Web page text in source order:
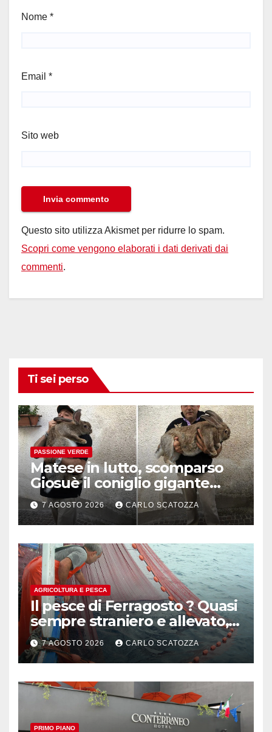
Nome *
Email *
Sito web
Questo sito utilizza Akismet per ridurre lo spam.
Scopri come vengono elaborati i dati derivati dai
commenti.
Ti sei perso
PASSIONE VERDE
Matese in lutto, scomparso
Giosuè il coniglio gigante
pluripremiato
7 AGOSTO 2026 CARLO SCATOZZA
AGRICOLTURA E PESCA
Il pesce di Ferragosto ? Quasi
sempre straniero e allevato,
in sofferenza
7 AGOSTO 2026 CARLO SCATOZZA
PRIMO PIANO